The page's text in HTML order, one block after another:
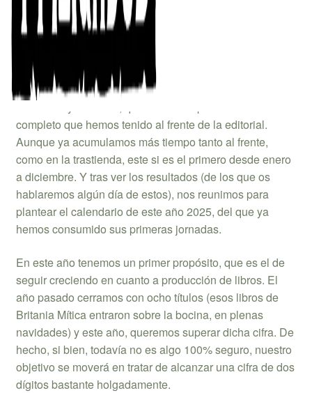
completo que hemos tenido al frente de la editorial.
Aunque ya acumulamos más tiempo tanto al frente,
como en la trastienda, este si es el primero desde enero
a diciembre. Y tras ver los resultados (de los que os
hablaremos algún día de estos), nos reunimos para
plantear el calendario de este año 2025, del que ya
hemos consumido sus primeras jornadas.
En este año tenemos un primer propósito, que es el de
seguir creciendo en cuanto a producción de libros. El
año pasado cerramos con ocho títulos (esos libros de
Britania Mítica entraron sobre la bocina, en plenas
navidades) y este año, queremos superar dicha cifra. De
hecho, si bien, todavía no es algo 100% seguro, nuestro
objetivo se moverá en tratar de alcanzar una cifra de dos
dígitos bastante holgadamente.